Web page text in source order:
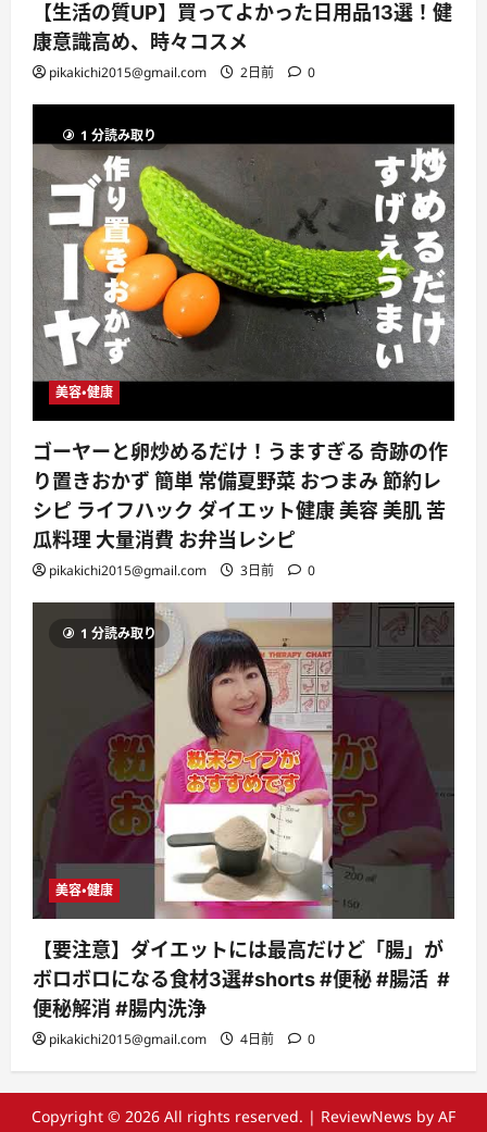
【生活の質UP】買ってよかった日用品13選！健
康意識高め、時々コスメ
pikakichi2015@gmail.com 2日前 0
1 分読み取り
美容・健康
ゴーヤーと卵炒めるだけ！うますぎる 奇跡の作
り置きおかず 簡単 常備夏野菜 おつまみ 節約レ
シピ ライフハック ダイエット健康 美容 美肌 苦
瓜料理 大量消費 お弁当レシピ
pikakichi2015@gmail.com 3日前 0
1 分読み取り
美容・健康
【要注意】ダイエットには最高だけど「腸」が
ボロボロになる食材3選#shorts #便秘 #腸活 #
便秘解消 #腸内洗浄
pikakichi2015@gmail.com 4日前 0
Copyright © 2026 All rights reserved. | ReviewNews by AF